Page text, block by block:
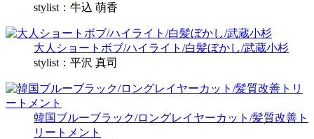
stylist：牛込 萌香
大人ショートボブ/ハイライト/白髪ぼかし/武蔵小杉
stylist：平沢 真司
韓国ブルーブラック/ロングレイヤーカット/髪質改善ト
リートメント